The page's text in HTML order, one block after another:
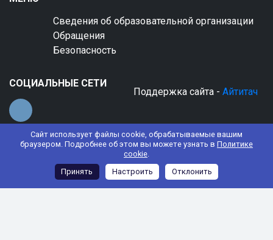
Сайт использует файлы cookie, обрабатываемые вашим
браузером. Подробнее об этом вы можете узнать в Политике
cookie.
Принять
Настроить Отклонить
Сведения об образовательной организации
Обращения
Безопасность
СОЦИАЛЬНЫЕ СЕТИ
Поддержка сайта - Айтитач
© 2022 АНО ДО "Планета детства "Лада"